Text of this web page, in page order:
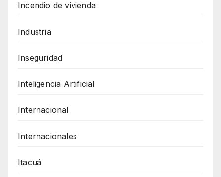
Incendio de vivienda
Industria
Inseguridad
Inteligencia Artificial
Internacional
Internacionales
Itacuá